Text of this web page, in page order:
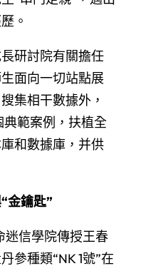
。
研討院有關擔任
面向一切站點展
集相干數據外，
範案例，扶植全
和數據庫，并供
金鑰匙”
迷信學院傳授王春
參種類“NK 1號”在